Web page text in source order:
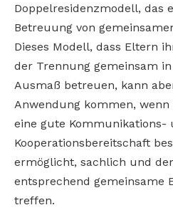
Doppelresidenzmodell, das
Betreuung von
Dieses Modell, dass Eltern
der Trennung gemeinsam
Ausmaß betreuen, kann
Anwendung kommen,
eine gute Kommunikations-
Kooperationsbereitschaft
ermöglicht, sachlich und
entsprechend gemeinsame
treffen.